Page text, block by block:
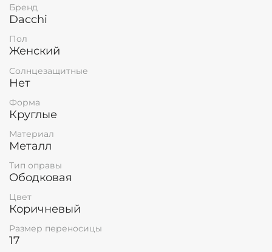
Бренд
Dacchi
Пол
Женский
Солнцезащитные
Нет
Форма
Круглые
Материал
Металл
Тип оправы
Ободковая
Цвет
Коричневый
Размер переносицы
17